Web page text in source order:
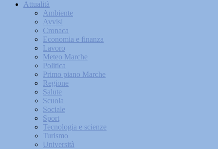
Attualità
Ambiente
Avvisi
Cronaca
Economia e finanza
Lavoro
Meteo Marche
Politica
Primo piano Marche
Regione
Salute
Scuola
Sociale
Sport
Tecnologia e scienze
Turismo
Università